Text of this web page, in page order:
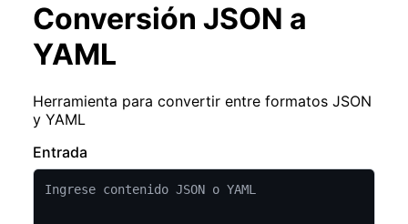
Conversión JSON a
YAML
Herramienta para convertir entre formatos JSON
y YAML
Entrada